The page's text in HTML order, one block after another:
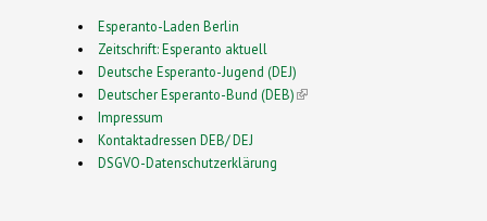
Esperanto-Laden Berlin
Zeitschrift: Esperanto aktuell
Deutsche Esperanto-Jugend (DEJ)
Deutscher Esperanto-Bund (DEB)(link is external)
Impressum
Kontaktadressen DEB/ DEJ
DSGVO-Datenschutzerklärung